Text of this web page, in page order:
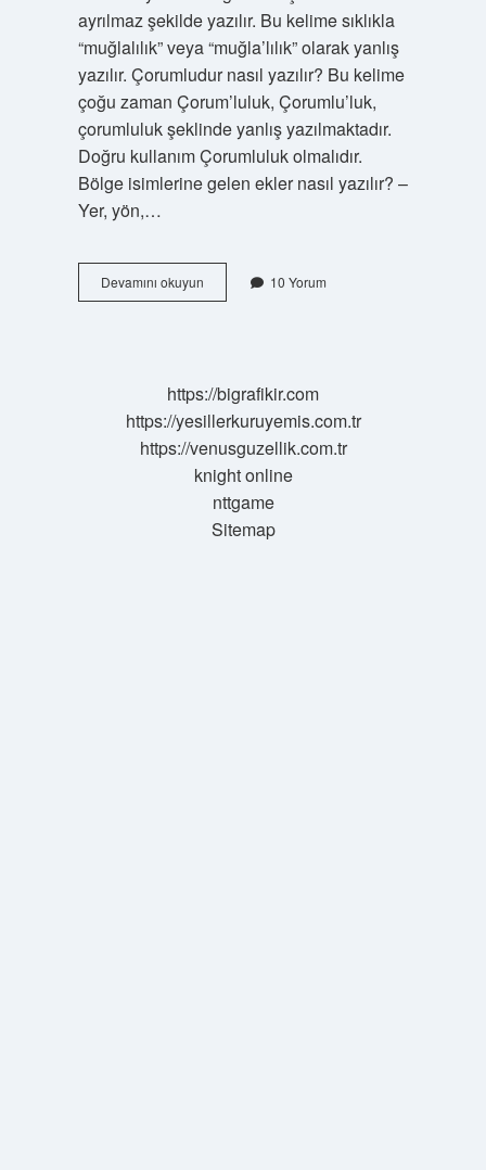
ayrılmaz şekilde yazılır. Bu kelime sıklıkla
“muğlalılık” veya “muğla’lılık” olarak yanlış
yazılır. Çorumludur nasıl yazılır? Bu kelime
çoğu zaman Çorum’luluk, Çorumlu’luk,
çorumluluk şeklinde yanlış yazılmaktadır.
Doğru kullanım Çorumluluk olmalıdır.
Bölge isimlerine gelen ekler nasıl yazılır? –
Yer, yön,…
Devamını okuyunBurdurlular
Nasıl
10 Yorum
https://bigrafikir.com
https://yesillerkuruyemis.com.tr
https://venusguzellik.com.tr
knight online
nttgame
Sitemap